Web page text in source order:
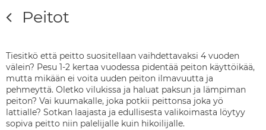
Peitot
Tiesitkö että peitto suositellaan vaihdettavaksi 4 vuoden
välein? Pesu 1-2 kertaa vuodessa pidentää peiton käyttöikää,
mutta mikään ei voita uuden peiton ilmavuutta ja
pehmeyttä. Oletko vilukissa ja haluat paksun ja lämpiman
peiton? Vai kuumakalle, joka potkii peittonsa joka yö
lattialle? Sotkan laajasta ja edullisesta valikoimasta löytyy
sopiva peitto niin palelijalle kuin hikoilijalle.